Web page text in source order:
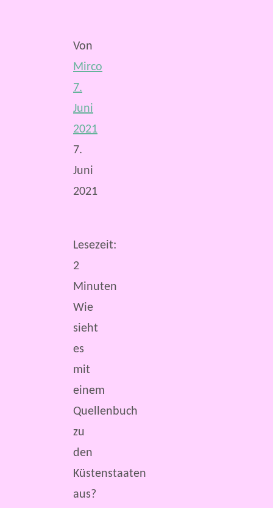
Von
Mirco
7.
Juni
2021
7.
Juni
2021
Lesezeit:
2
Minuten
Wie
sieht
es
mit
einem
Quellenbuch
zu
den
Küstenstaaten
aus?